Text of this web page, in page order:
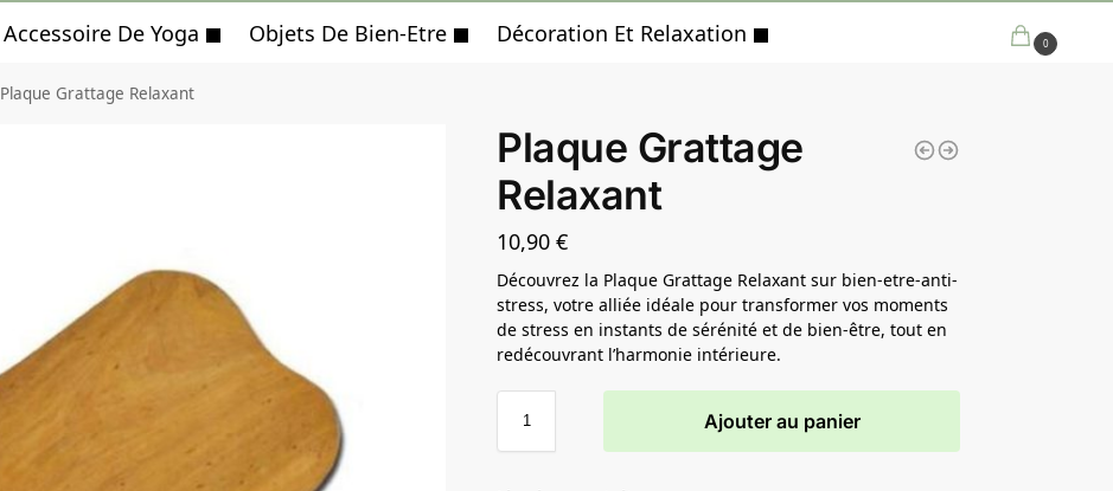
Accessoire De Yoga Objets De Bien-Etre Décoration Et Relaxation 0
Plaque Grattage Relaxant
Plaque Grattage
Relaxant
10,90€
Découvrez la Plaque Grattage Relaxant sur bien-etre-anti-
stress, votre alliée idéale pour transformer vos moments
de stress en instants de sérénité et de bien-être, tout en
redécouvrant l’harmonie intérieure.
Ajouter au panier